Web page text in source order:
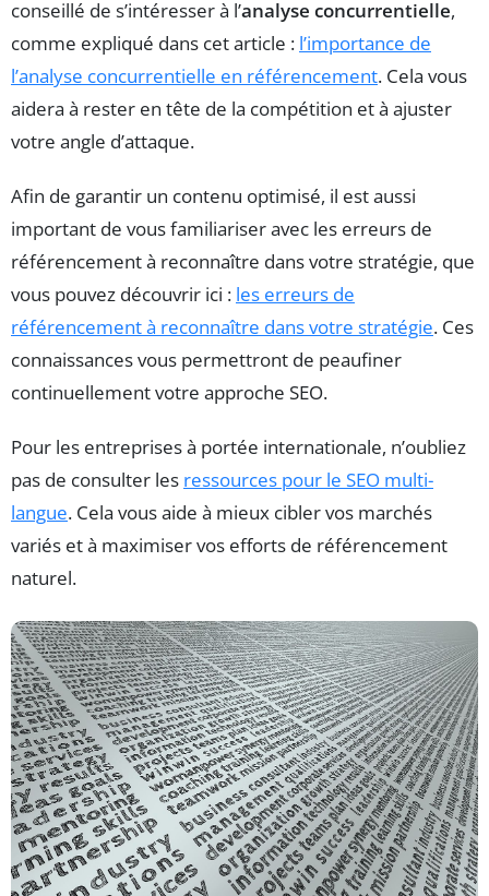
conseillé de s’intéresser à l’analyse concurrentielle,
comme expliqué dans cet article : l’importance de
l’analyse concurrentielle en référencement. Cela vous
aidera à rester en tête de la compétition et à ajuster
votre angle d’attaque.
Afin de garantir un contenu optimisé, il est aussi
important de vous familiariser avec les erreurs de
référencement à reconnaître dans votre stratégie, que
vous pouvez découvrir ici : les erreurs de
référencement à reconnaître dans votre stratégie. Ces
connaissances vous permettront de peaufiner
continuellement votre approche SEO.
Pour les entreprises à portée internationale, n’oubliez
pas de consulter les ressources pour le SEO multi-
langue. Cela vous aide à mieux cibler vos marchés
variés et à maximiser vos efforts de référencement
naturel.